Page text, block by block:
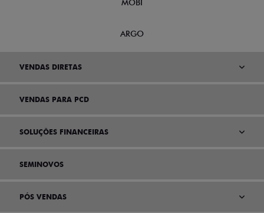
MOBI
ARGO
VENDAS DIRETAS
VENDAS PARA PCD
SOLUÇÕES FINANCEIRAS
SEMINOVOS
PÓS VENDAS